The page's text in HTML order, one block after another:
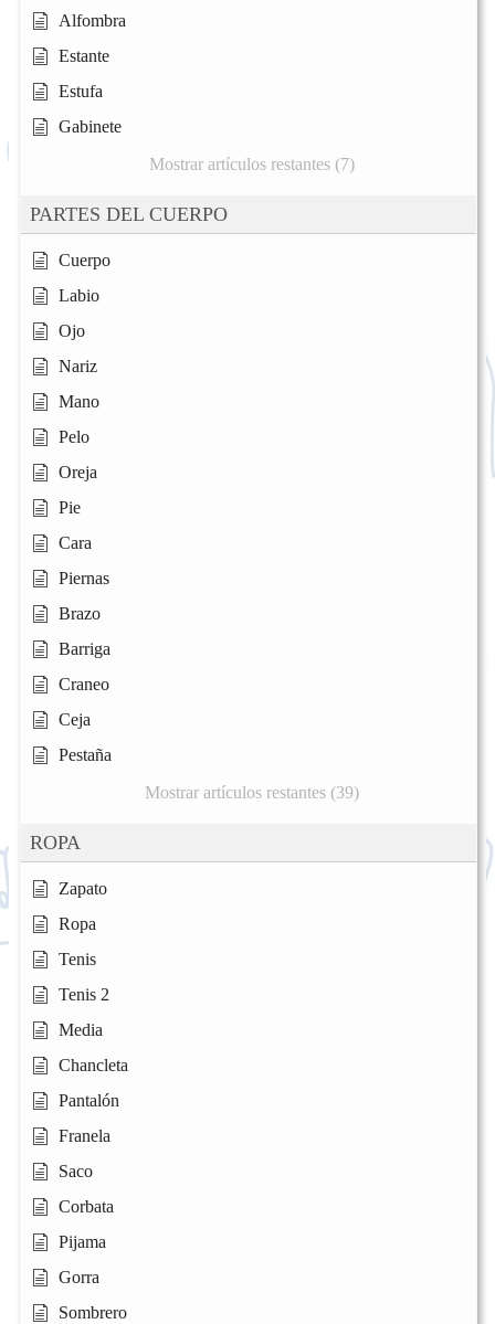
Alfombra
Estante
Estufa
Gabinete
Mostrar artículos restantes (7)
PARTES DEL CUERPO
Cuerpo
Labio
Ojo
Nariz
Mano
Pelo
Oreja
Pie
Cara
Piernas
Brazo
Barriga
Craneo
Ceja
Pestaña
Mostrar artículos restantes (39)
ROPA
Zapato
Ropa
Tenis
Tenis 2
Media
Chancleta
Pantalón
Franela
Saco
Corbata
Pijama
Gorra
Sombrero